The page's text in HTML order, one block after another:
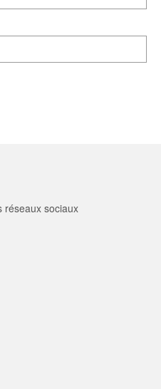
réseaux sociaux